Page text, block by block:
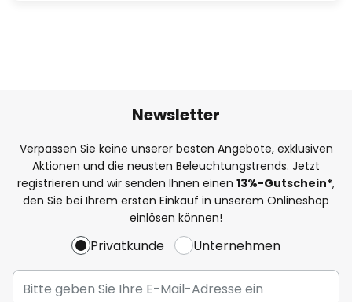
Newsletter
Verpassen Sie keine unserer besten Angebote, exklusiven
Aktionen und die neusten Beleuchtungstrends. Jetzt
registrieren und wir senden Ihnen einen 13%-Gutschein*,
den Sie bei Ihrem ersten Einkauf in unserem Onlineshop
einlösen können!
Privatkunde Unternehmen